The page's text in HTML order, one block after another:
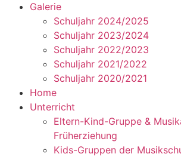
Galerie
Schuljahr 2024/2025
Schuljahr 2023/2024
Schuljahr 2022/2023
Schuljahr 2021/2022
Schuljahr 2020/2021
Home
Unterricht
Eltern-Kind-Gruppe &
Früherziehung
Kids-Gruppen der